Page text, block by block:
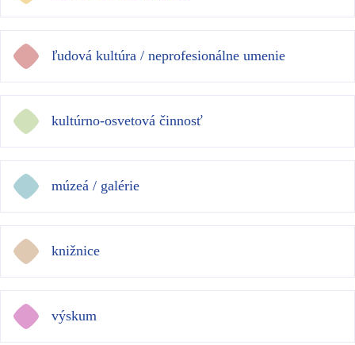
ľudová kultúra / neprofesionálne umenie
kultúrno-osvetová činnosť
múzeá / galérie
knižnice
výskum